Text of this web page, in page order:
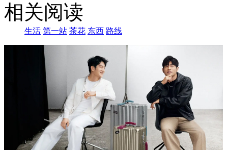
相关阅读
生活 第一站 茶花 东西 路线